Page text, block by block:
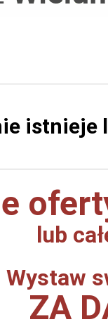
istnieje
lub
Wystaw
ZA